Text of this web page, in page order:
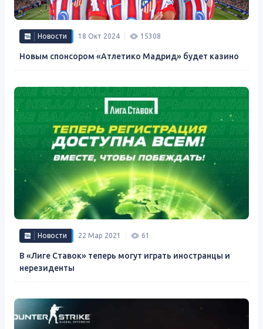
Новости 18 Окт 2024 15308
Новым спонсором «Атлетико Мадрид» будет казино
Новости 22 Мар 2021 61
В «Лиге Ставок» теперь могут играть иностранцы и
нерезиденты